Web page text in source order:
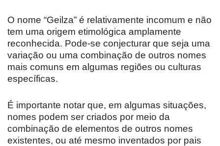
O nome “Geilza” é relativamente incomum e não
tem uma origem etimológica amplamente
reconhecida. Pode-se conjecturar que seja uma
variação ou uma combinação de outros nomes
mais comuns em algumas regiões ou culturas
específicas.
É importante notar que, em algumas situações,
nomes podem ser criados por meio da
combinação de elementos de outros nomes
existentes, ou até mesmo inventados por pais